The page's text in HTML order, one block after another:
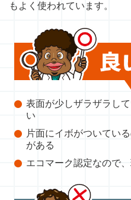
もよく使われています。
表面が少しザラザラし
い
片面にイボがついてい
がある
エコマーク認定なので